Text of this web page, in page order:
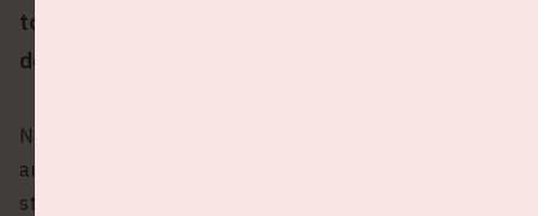
tour naar Nederland. Op 23 en 24 juni 2023 staat
de zanger in de Johan Cruijff ArenA.
Nadat The Weeknd een eerdere Europese tour
annuleerde, komt hij nu eindelijk weer op het podium
staan. Op vrijdag 23 en zaterdag 24 juni 2023 neemt de